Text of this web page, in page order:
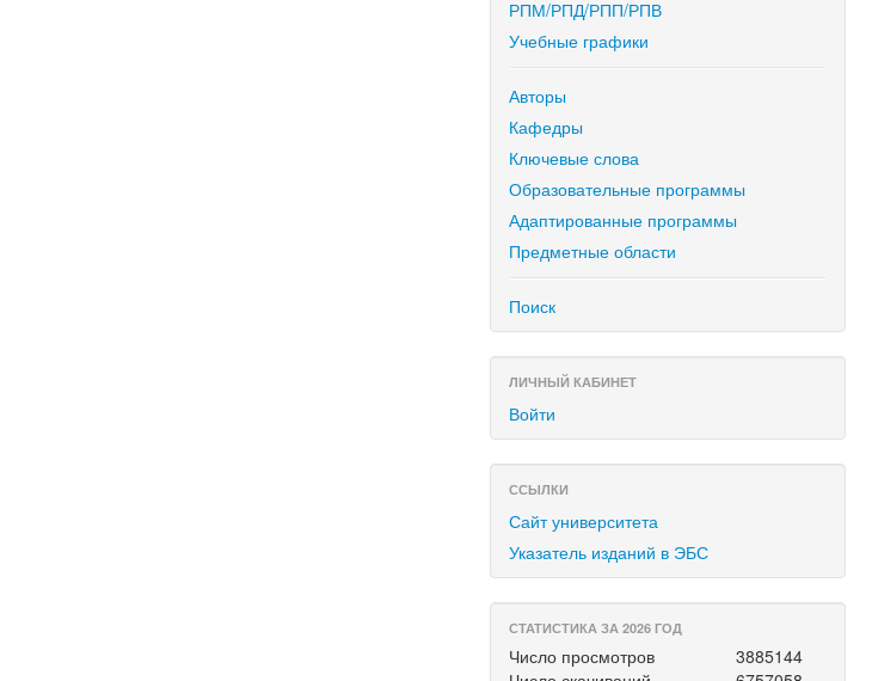
РПМ/РПД/РПП/РПВ
Учебные графики
Авторы
Кафедры
Ключевые слова
Образовательные программы
Адаптированные программы
Предметные области
Поиск
ЛИЧНЫЙ КАБИНЕТ
Войти
ССЫЛКИ
Сайт университета
Указатель изданий в ЭБС
СТАТИСТИКА ЗА 2026 ГОД
Число просмотров
3885144